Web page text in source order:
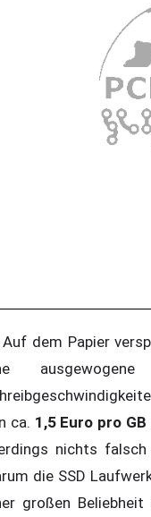
dem Papier
ca. 1,5 Euro pro GB
nichts falsch
die SSD
großen